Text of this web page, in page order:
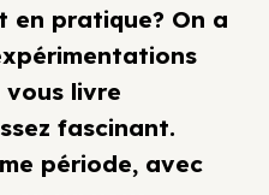
en pratique? On a
vous livre
fascinant.
période, avec